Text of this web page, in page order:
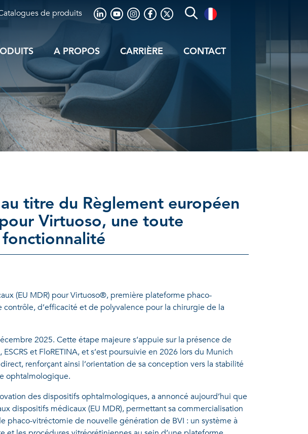
de produits
A PROPOS CARRIÈRE CONTACT
titre du Règlement européen
Virtuoso, une toute
(EU MDR) pour Virtuoso®, première plateforme phaco-
d’efficacité et de polyvalence pour la chirurgie de la
2025. Cette étape majeure s’appuie sur la présence de
et FloRETINA, et s’est poursuivie en 2026 lors du Munich
renforçant ainsi l’orientation de sa conception vers la stabilité
ophtalmologique.
des dispositifs ophtalmologiques, a annoncé aujourd’hui que
dispositifs médicaux (EU MDR), permettant sa commercialisation
phaco-vitréctomie de nouvelle génération de BVI : un système à